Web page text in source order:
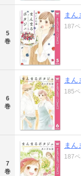
5
巻
まん
187
6
巻
まん
185
7
巻
まん
187